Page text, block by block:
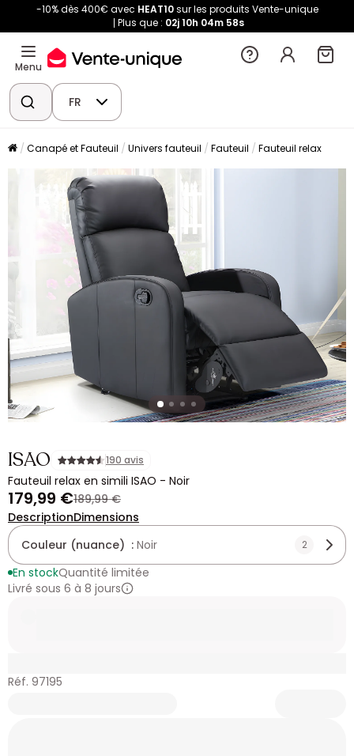
-10% dès 400€ avec HEAT10sur les produits Vente-unique
Plus que : 02j 10h 04m 58s
Menu
FR
Canapé et Fauteuil Univers fauteuil Fauteuil Fauteuil relax
ISAO 190 avis
Fauteuil relax en simili ISAO - Noir
179,99 €189,99 €
DescriptionDimensions
Couleur (nuance) : Noir 2
En stockQuantité limitée
Livré sous 6 à 8 jours
Réf. 97195